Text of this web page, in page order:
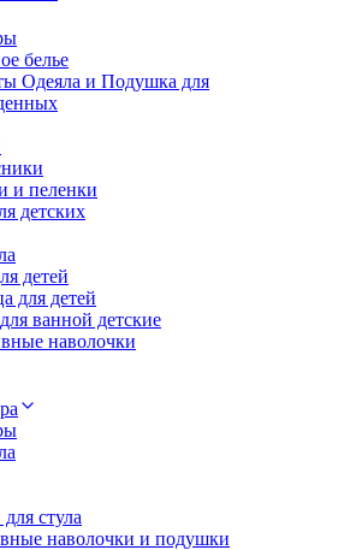
белье
Одеяла и Подушка для
и пеленки
детских
детей
для детей
ванной детские
наволочки
стула
наволочки и подушки